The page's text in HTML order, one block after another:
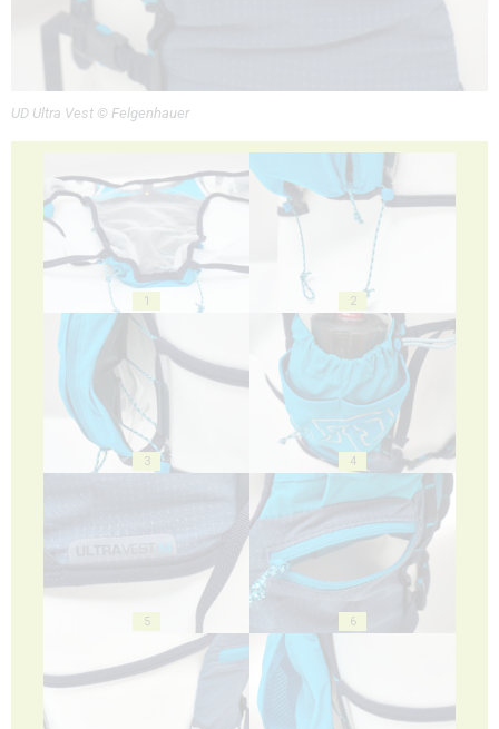
UD Ultra Vest © Felgenhauer
1 2
3 4
5 6